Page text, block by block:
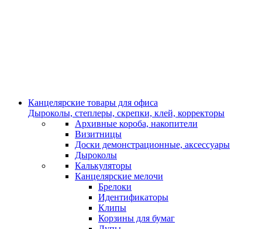
Канцелярские товары для офиса
Дыроколы, степлеры, скрепки, клей, корректоры
Архивные короба, накопители
Визитницы
Доски демонстрационные, аксессуары
Дыроколы
Калькуляторы
Канцелярские мелочи
Брелоки
Идентификаторы
Клипы
Корзины для бумаг